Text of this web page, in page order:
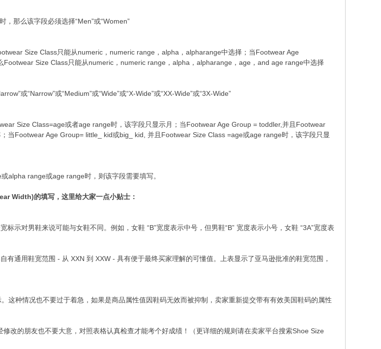
，那么该字段必须选择“Men”或“Women”
Size Class只能从numeric，numeric range，alpha，alpharange中选择；当Footwear Age
Footwear Size Class只能从numeric，numeric range，alpha，alpharange，age，and age range中选择
或“Narrow”或“Medium”或“Wide”或“X-Wide”或“XX-Wide”或“3X-Wide”
Size Class=age或者age range时，该字段只显示月；当Footwear Age Group = toddler,并且Footwear
当Footwear Age Group= little_ kid或big_ kid, 并且Footwear Size Class =age或age range时，该字段只显
alpha range或age range时，则该字段需要填写。
Width)的填写，这里给大家一点小贴士：
示对男鞋来说可能与女鞋不同。例如，女鞋 “B”宽度表示中号，但男鞋“B” 宽度表示小号，女鞋 “3A”宽度表
有通用鞋宽范围 - 从 XXN 到 XXW - 具有便于最终买家理解的可懂值。上表显示了亚马逊批准的鞋宽范围，
这种情况也不要过于着急，如果是商品属性值因鞋码无效而被抑制，卖家重新提交带有有效美国鞋码的属性
改的朋友也不要大意，对照表格认真检查才能考个好成绩！（更详细的规则请在卖家平台搜索Shoe Size